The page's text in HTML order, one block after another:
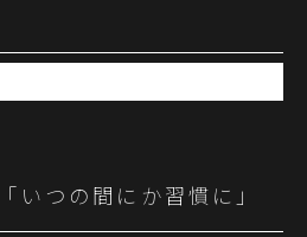
いつの間にか習慣に」